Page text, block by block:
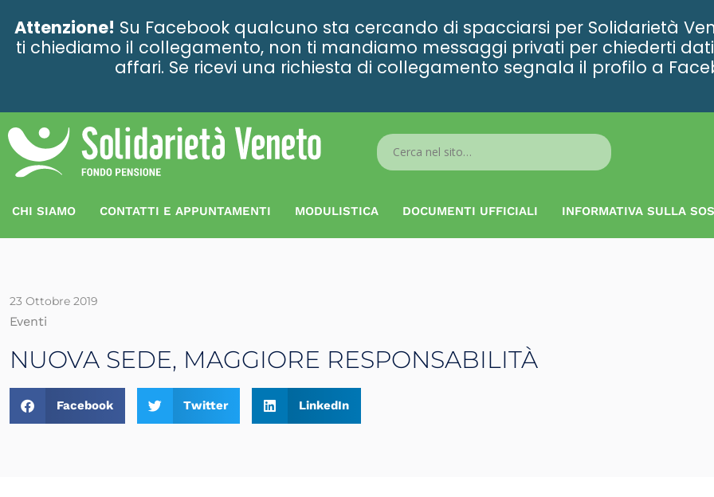
Attenzione! Su Facebook qualcuno sta cercando di spacciarsi per Solidarietà
ti chiediamo il collegamento, non ti mandiamo messaggi privati per chiederti
affari. Se ricevi una richiesta di collegamento segnala il profilo a
Search
...
CHI SIAMO CONTATTI E APPUNTAMENTI MODULISTICA DOCUMENTI UFFICIALI INFORMATIVA SULLA
23 Ottobre 2019
Eventi
NUOVA SEDE, MAGGIORE RESPONSABILITÀ
Facebook Twitter LinkedIn